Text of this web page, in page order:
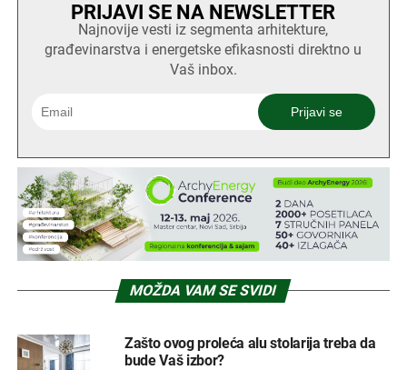
PRIJAVI SE NA NEWSLETTER
Najnovije vesti iz segmenta arhitekture,
građevinarstva i energetske efikasnosti direktno u
Vaš inbox.
MOŽDA VAM SE SVIDI
Zašto ovog proleća alu stolarija treba da
bude Vaš izbor?